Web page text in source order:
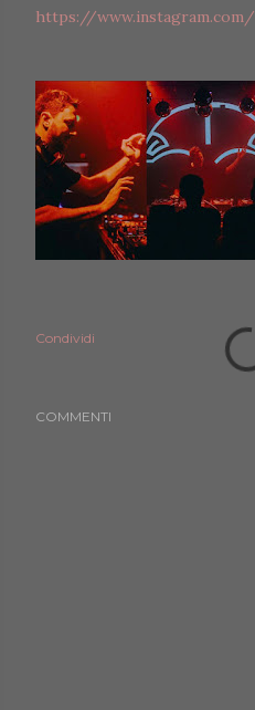
https://
Condividi
COMMENTI